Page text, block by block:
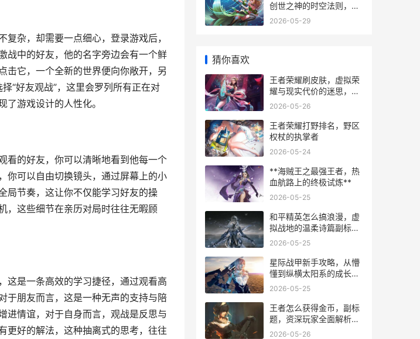
杂，却需要一点细心，登录游戏后，
战中的好友，他的名字旁边会有一个鲜
击它，一个全新的世界便向你敞开，另
“好友观战”，这里会罗列所有正在对
游戏设计的人性化。
看的好友，你可以清晰地看到他每一个
你可以自由切换镜头，通过屏幕上的小
局节奏，这让你不仅能学习好友的操
，这些细节在亲历对局时往往无暇顾
这是一条高效的学习捷径，通过观看高
于朋友而言，这是一种无声的支持与陪
进情谊，对于自身而言，观战是反思与
更好的解法，这种抽离式的思考，往往
创世之神的时空法则，副
标题，执掌矩阵，重塑战
2026-05-29
猜你喜欢
王者荣耀刷皮肤，虚拟荣
耀与现实代价的迷思，副
标题，指尖狂欢背后的理
2026-05-26
王者荣耀打野排名，野区
权杖的执掌者
2026-05-24
**海贼王之最强王者，热
血航路上的终极试炼**
2026-05-25
和平精英怎么搞浪漫，虚
拟战地的温柔诗篇副标
题，钢枪与玫瑰的另类交
2026-05-25
星际战甲新手攻略，从懵
懂到纵横太阳系的成长之
路
2026-05-25
王者怎么获得金币，副标
题，资深玩家全面解析高
效积累之道
2026-05-26